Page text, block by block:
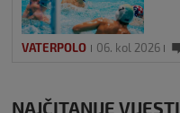
VATERPOLO 06. kol 2026
NAJČITANIJE VIJESTI